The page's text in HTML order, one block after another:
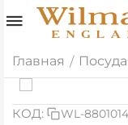
Главная /
КОД: WL-